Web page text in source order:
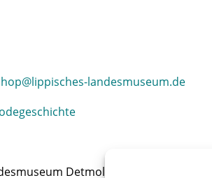
landesmuseum.de
Detmold